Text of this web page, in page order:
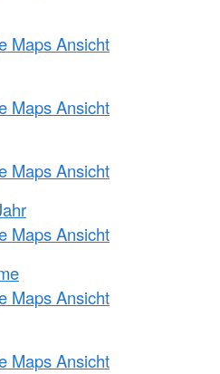
Maps Ansicht
Maps Ansicht
Maps Ansicht
Maps Ansicht
Maps Ansicht
Maps Ansicht